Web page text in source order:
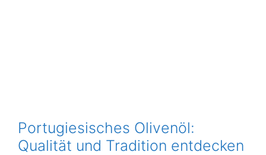
Portugiesisches Olivenöl:
Qualität und Tradition entdecken